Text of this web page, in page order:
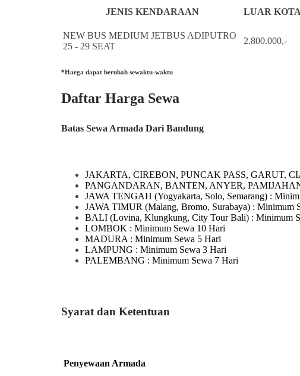
JENIS KENDARAAN LUAR
NEW BUS MEDIUM JETBUS ADIPUTRO
25 - 29 SEAT
2.800.000,-
*Harga dapat berubah sewaktu-waktu
Daftar Harga Sewa
Batas Sewa Armada Dari Bandung
JAKARTA, CIREBON, PUNCAK PASS, GARUT,
PANGANDARAN, BANTEN, ANYER,
JAWA TENGAH (Yogyakarta, Solo, Semarang) :
JAWA TIMUR (Malang, Bromo, Surabaya) : Minimum
BALI (Lovina, Klungkung, City Tour Bali) : Minimum
LOMBOK : Minimum Sewa 10 Hari
MADURA : Minimum Sewa 5 Hari
LAMPUNG : Minimum Sewa 3 Hari
PALEMBANG : Minimum Sewa 7 Hari
Syarat dan Ketentuan
Penyewaan Armada